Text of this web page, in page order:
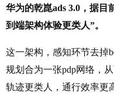
华为的乾崑ads 3.0，据目
到端架构体验更类人”。
这一架构，感知环节去掉
规划合为一张pdp网络，
轨迹更类人，通行效率更